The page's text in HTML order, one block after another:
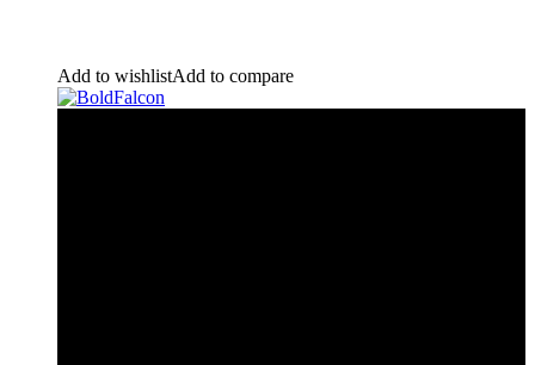
Add to wishlistAdd to compare